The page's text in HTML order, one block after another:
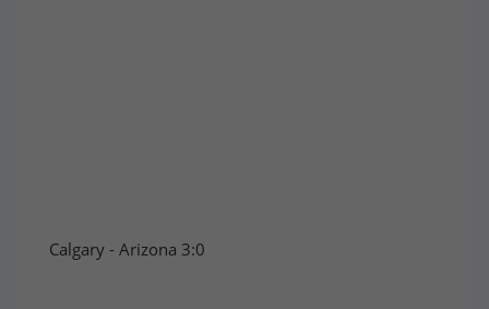
Calgary - Arizona 3:0